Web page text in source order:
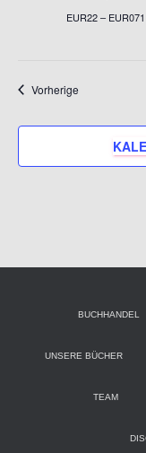
EUR22 –
Vorherige
BUCHHANDEL
UNSERE BÜCHER
TEAM